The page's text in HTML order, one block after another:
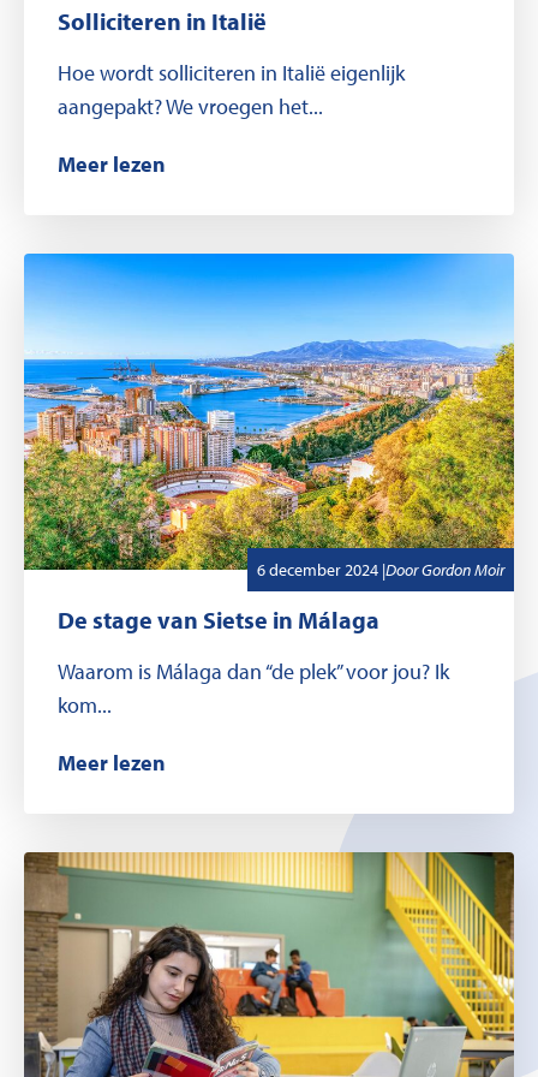
Solliciteren in Italië
Hoe wordt solliciteren in Italië eigenlijk
aangepakt? We vroegen het...
Meer lezen
6 december 2024 |,Geschreven door
DoorGordon Moir
De stage van Sietse in Málaga
Waarom is Málaga dan “de plek” voor jou? Ik
kom...
Meer lezen